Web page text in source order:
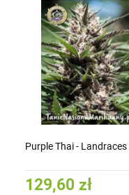
Purple Thai - Landraces
129,60 zł